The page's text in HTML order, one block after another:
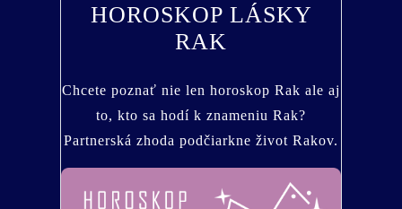
HOROSKOP LÁSKY
RAK
Chcete poznať nie len horoskop Rak ale aj
to, kto sa hodí k znameniu Rak?
Partnerská zhoda podčiarkne život Rakov.